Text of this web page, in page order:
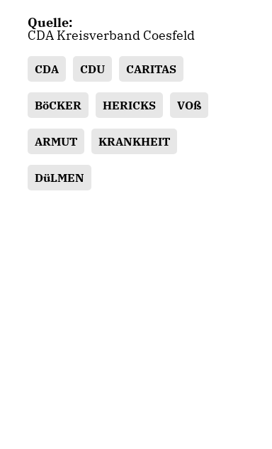
Quelle:
CDA Kreisverband Coesfeld
CDA CDU CARITAS
BöCKER HERICKS VOß
ARMUT KRANKHEIT
DüLMEN